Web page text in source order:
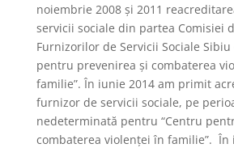
noiembrie 2008 şi 2011
servicii sociale din partea Comisiei
Furnizorilor de Servicii Sociale Sibiu
pentru prevenirea şi combaterea
familie”. În iunie 2014 am primit
furnizor de servicii sociale, pe
nedeterminată pentru “Centru
combaterea violenţei în familie”. În